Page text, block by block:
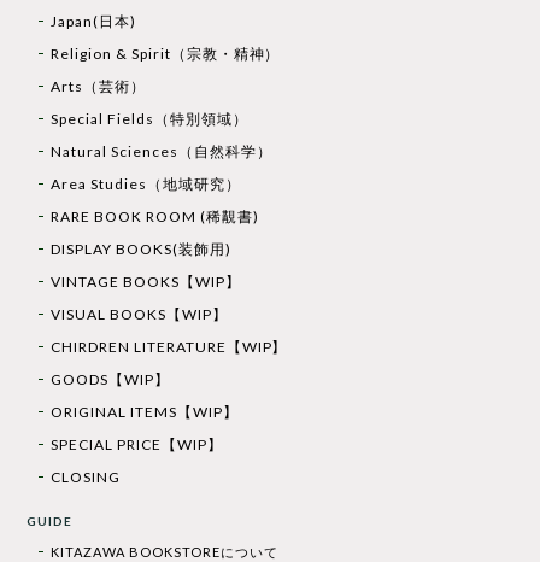
Japan(日本)
Religion & Spirit（宗教・精神）
Arts（芸術）
Special Fields（特別領域）
Natural Sciences（自然科学）
Area Studies（地域研究）
RARE BOOK ROOM (稀覯書)
DISPLAY BOOKS(装飾用)
VINTAGE BOOKS【WIP】
VISUAL BOOKS【WIP】
CHIRDREN LITERATURE【WIP】
GOODS【WIP】
ORIGINAL ITEMS【WIP】
SPECIAL PRICE【WIP】
CLOSING
GUIDE
KITAZAWA BOOKSTOREについて